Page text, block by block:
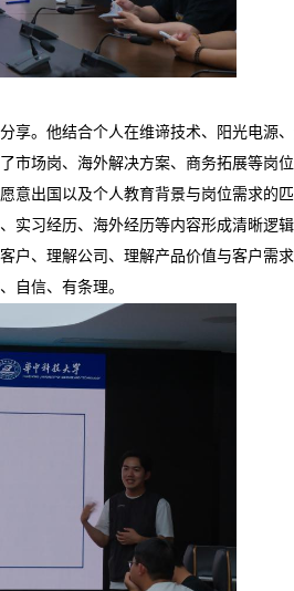
享。他结合个人在维谛技术、阳光电源
市场岗、海外解决方案、商务拓展等岗
意出国以及个人教育背景与岗位需求的
实习经历、海外经历等内容形成清晰逻辑
户、理解公司、理解产品价值与客户需求
自信、有条理。